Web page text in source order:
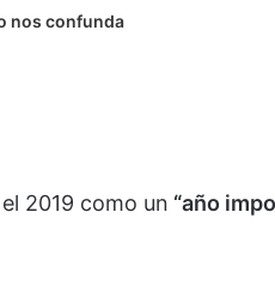
nos confunda
2019 como un “año